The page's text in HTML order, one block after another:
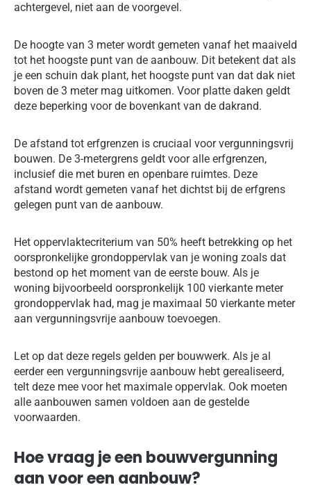
achtergevel, niet aan de voorgevel.
De hoogte van 3 meter wordt gemeten vanaf het maaiveld
tot het hoogste punt van de aanbouw. Dit betekent dat als
je een schuin dak plant, het hoogste punt van dat dak niet
boven de 3 meter mag uitkomen. Voor platte daken geldt
deze beperking voor de bovenkant van de dakrand.
De afstand tot erfgrenzen is cruciaal voor vergunningsvrij
bouwen. De 3-metergrens geldt voor alle erfgrenzen,
inclusief die met buren en openbare ruimtes. Deze
afstand wordt gemeten vanaf het dichtst bij de erfgrens
gelegen punt van de aanbouw.
Het oppervlaktecriterium van 50% heeft betrekking op het
oorspronkelijke grondoppervlak van je woning zoals dat
bestond op het moment van de eerste bouw. Als je
woning bijvoorbeeld oorspronkelijk 100 vierkante meter
grondoppervlak had, mag je maximaal 50 vierkante meter
aan vergunningsvrije aanbouw toevoegen.
Let op dat deze regels gelden per bouwwerk. Als je al
eerder een vergunningsvrije aanbouw hebt gerealiseerd,
telt deze mee voor het maximale oppervlak. Ook moeten
alle aanbouwen samen voldoen aan de gestelde
voorwaarden.
Hoe vraag je een bouwvergunning
aan voor een aanbouw?